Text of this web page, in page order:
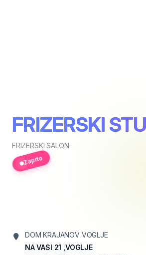
FRIZERSKI
FRIZERSKI SALON
Zaprto
DOM KRAJANOV VOGLJE
NA VASI 21 ,VOGLJE